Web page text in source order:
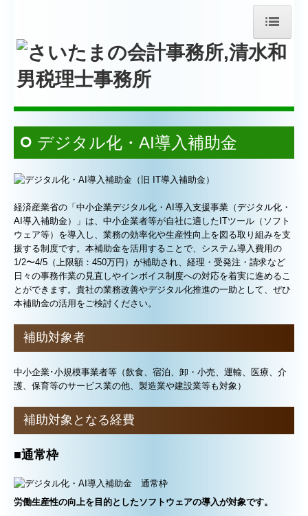
トップページ
お問合せ
交通案内
TKCシステムQ&A
証憑保存機能
経営者お役立ち情報
経営革新等支援機関とは
補助金・助成金・融資情報
セミナー案内
関連リンク
リンク集
経営改善オンデマンド講座
デジタル化・AI導入補助金
個人情報保護方針
デジタル化・AI導入補助金
経済産業省の「中小企業デジタル化・AI導入支援事業（デジタル化・
AI導入補助金）」は、中小企業者等が自社に適したITツール（ソフト
ウェア等）を導入し、業務の効率化や生産性向上を図る取り組みを支
援する制度です。本補助金を活用することで、システム導入費用の
1/2〜4/5（上限額：450万円）が補助され、経理・受発注・請求など
日々の事務作業の見直しやインボイス制度への対応を着実に進めるこ
とができます。貴社の業務改善やデジタル化推進の一助として、ぜひ
本補助金の活用をご検討ください。
補助対象者
中小企業･小規模事業者等（飲食、宿泊、卸・小売、運輸、医療、介
護、保育等のサービス業の他、製造業や建設業等も対象）
補助対象となる経費
■通常枠
労働生産性の向上を目的としたソフトウェアの導入が対象です。